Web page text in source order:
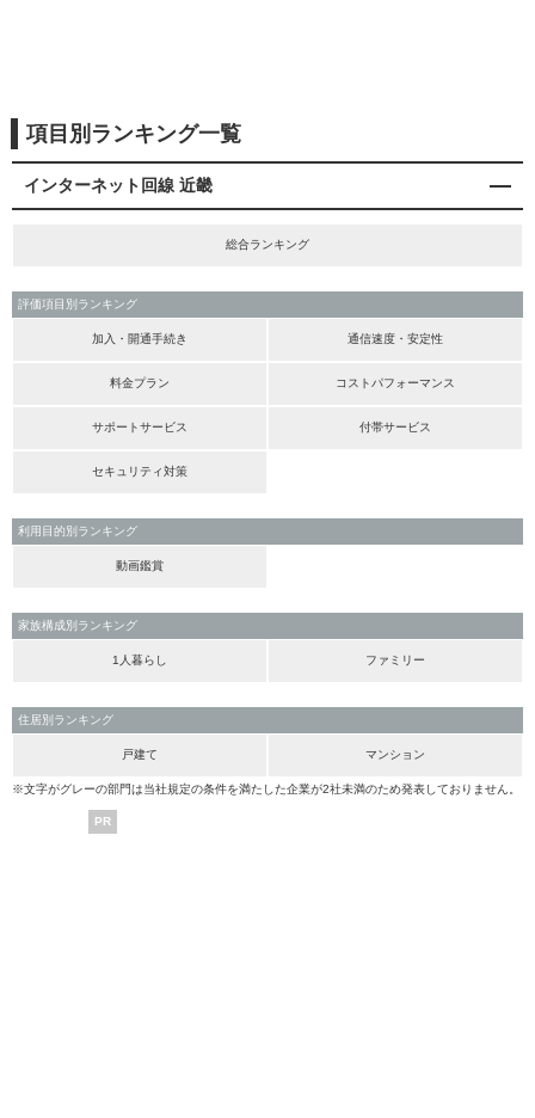
項目別ランキング一覧
インターネット回線 近畿
総合ランキング
評価項目別ランキング
加入・開通手続き 通信速度・安定性
料金プラン コストパフォーマンス
サポートサービス 付帯サービス
セキュリティ対策
利用目的別ランキング
動画鑑賞
家族構成別ランキング
1人暮らし ファミリー
住居別ランキング
戸建て マンション
※文字がグレーの部門は当社規定の条件を満たした企業が2社未満のため発表しておりません。
PR